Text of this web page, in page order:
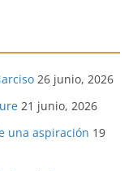
26 junio, 2026
21 junio, 2026
una aspiración 19